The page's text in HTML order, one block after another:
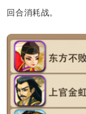
回合消耗战。